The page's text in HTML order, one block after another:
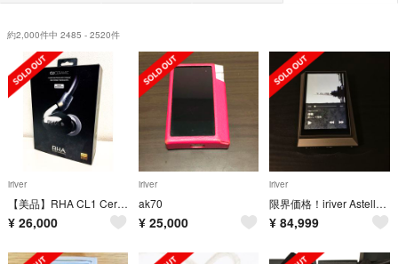
約2,000件中 2485 - 2520件
iriver
【美品】RHA CL1 Ceramic 2.5mm仕様 ※交渉可
¥ 26,000
iriver
ak70
¥ 25,000
iriver
限界価格！iriver Astell&Kern AK320
¥ 84,999